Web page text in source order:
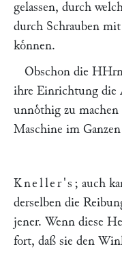
gelassen, durch
durch Schrauben
koͤnnen.
Obschon die
ihre Einrichtung die
unnoͤthig zu machen
Maschine im
Kneller's ; auch
derselben die
jener. Wenn diese
fort, daß sie den